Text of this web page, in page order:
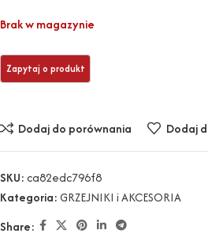
Brak w magazynie
Dodaj do porównania Dodaj
SKU:ca82edc796f8
Kategoria:GRZEJNIKI i AKCESORIA
Share: